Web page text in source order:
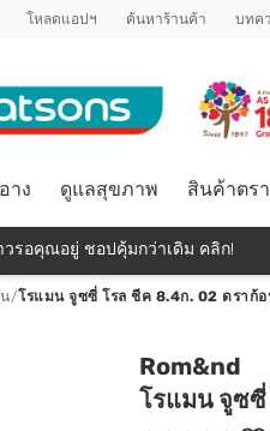
โหลดแอปฯ ค้นหาร้านค้า บทค
าง ดูแลสุขภาพ สินค้าตร
รอคุณอยู่ ชอปคุ้มกว่าเดิม คลิก!
/โรแมน จูซซี่ โรล ชีค 8.4ก. 02 ดราก้อ
Rom&nd
โรแมน จูซซี่